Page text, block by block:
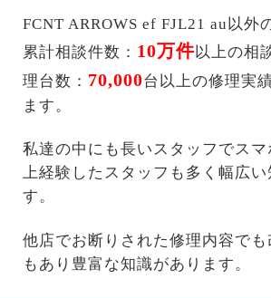
FCNT ARROWS ef FJL21 au以外
累計相談件数： 10万件以上の相
理台数： 70,000台以上の修理実
ます。
私達の中にも長いスタッフでス
上経験したスタッフも多く幅広い
す。
他店でお断りされた修理内容でも
もあり豊富な知識があります。